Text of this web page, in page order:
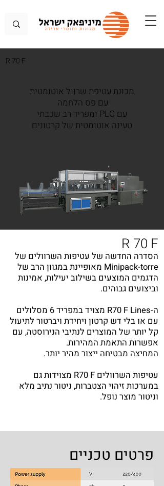
R 70 F
מכונת עטיפת שרוול אוטומטית
עם פס הלחמה
עם PLC ומפריד רב שכבתי
טעינה אוטומטית של קרטונים
R 70 F
הסדרה החדשה של עטיפות השרוולים של
Minipack-torre מאופיינת במגוון הרב של
הדגמים המוצעים בשילוב יעילות, אמינות
וביצועים גבוהים.
ה-R70 F Lines
מצויד במפריד 6 מסלולים
עם או בלי דש קרטון ויחידת ויברטור לתיעול
קל יותר של המוצרים לנתיבי הנירוסטה, עם
אפשרות התאמת המהירות.
המחיצה מבטיחה ייצור מהיר יותר.
עטיפות השרוולים R70 F מצוידות גם
במערכות זיהוי הצטברות, ניטור נתיב מלא
וניטור מוצר נופל.
פרטים טכניים